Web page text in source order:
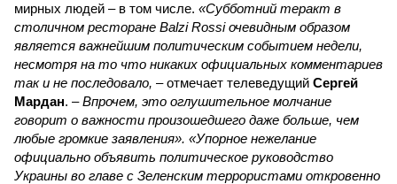
мирных людей – в том числе. «Субботний теракт в
столичном ресторане Balzi Rossi очевидным образом
является важнейшим политическим событием недели,
несмотря на то что никаких официальных комментариев
так и не последовало, – отмечает телеведущий Сергей
Мардан. –Впрочем, это оглушительное молчание
говорит о важности произошедшего даже больше, чем
любые громкие заявления». «Упорное нежелание
официально объявить политическое руководство
Украины во главе с Зеленским террористами откровенно